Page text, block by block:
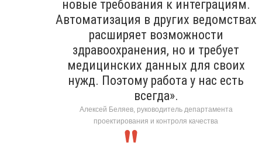
новые требования к интеграциям.
Автоматизация в других ведомствах
расширяет возможности
здравоохранения, но и требует
медицинских данных для своих
нужд. Поэтому работа у нас есть
всегда».
Алексей Беляев, руководитель департамента
проектирования и контроля качества